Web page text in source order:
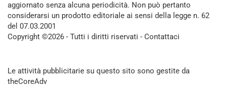
aggiornato senza alcuna periodicità. Non può pertanto
considerarsi un prodotto editoriale ai sensi della legge n. 62
del 07.03.2001
Copyright ©2026 - Tutti i diritti riservati - Contattaci
Le attività pubblicitarie su questo sito sono gestite da
theCoreAdv